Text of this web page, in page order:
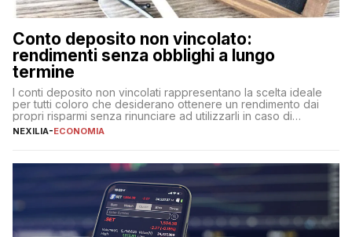
Conto deposito non vincolato:
rendimenti senza obblighi a lungo
termine
I conti deposito non vincolati rappresentano la scelta ideale
per tutti coloro che desiderano ottenere un rendimento dai
propri risparmi senza rinunciare ad utilizzarli in caso di
necessità. A differenza delle forme vincolate tradizionali,
flessibilità e rendimento. Come funzionano […]
NEXILIA-ECONOMIA